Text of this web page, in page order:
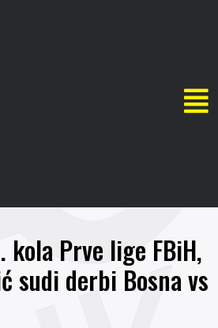
kola Prve lige FBiH,
sudi derbi Bosna vs